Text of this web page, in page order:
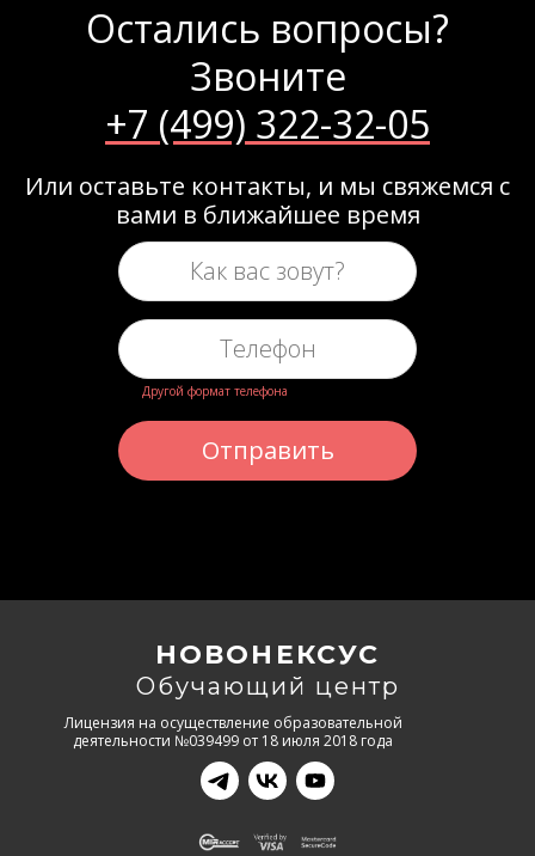
Остались вопросы?
Звоните
+7 (499) 322-32-05
Или оставьте контакты, и мы свяжемся с
вами в ближайшее время
Другой формат телефона
Отправить
НОВОНЕКСУС
Обучающий центр
Лицензия на осуществление образовательной
деятельности №039499 от 18 июля 2018 года